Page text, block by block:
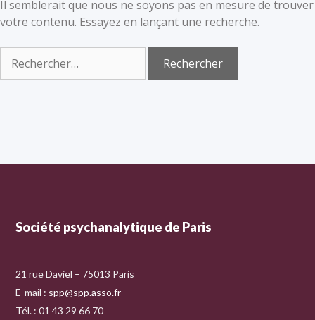
Il semblerait que nous ne soyons pas en mesure de trouver
votre contenu. Essayez en lançant une recherche.
Société psychanalytique de Paris
21 rue Daviel – 75013 Paris
E-mail : spp@spp.asso.fr
Tél. : 01 43 29 66 70